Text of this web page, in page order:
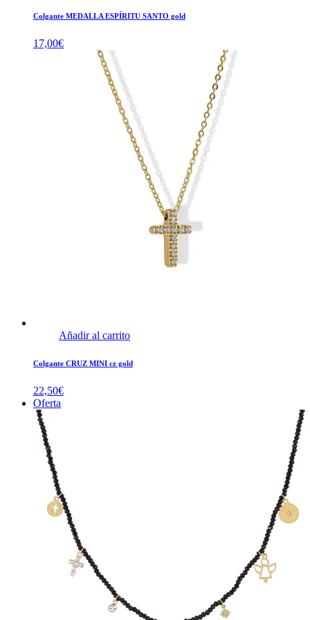
Colgante MEDALLA ESPÍRITU SANTO gold
17,00€
Añadir al carrito
Colgante CRUZ MINI cz gold
22,50€
Oferta